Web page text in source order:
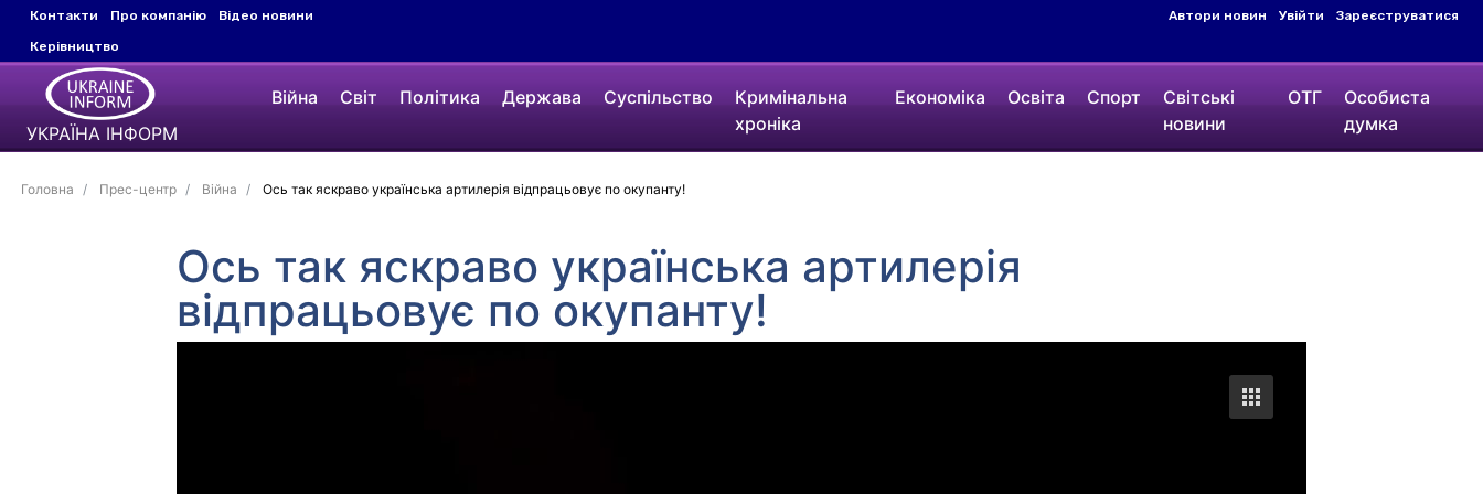
Контакти Про компанію
Відео новини
Керівництво
Автори новин Увійти Зареєструватися
УКРАЇНА ІНФОРМ
Війна Світ Політика Держава Суспільство
Кримінальна
хроніка
Економіка Освіта Спорт
Світські
новини
ОТГ
Особиста
думка
Головна Прес-центр Війна Ось так яскраво українська артилерія відпрацьовує по окупанту!
Ось так яскраво українська артилерія
відпрацьовує по окупанту!